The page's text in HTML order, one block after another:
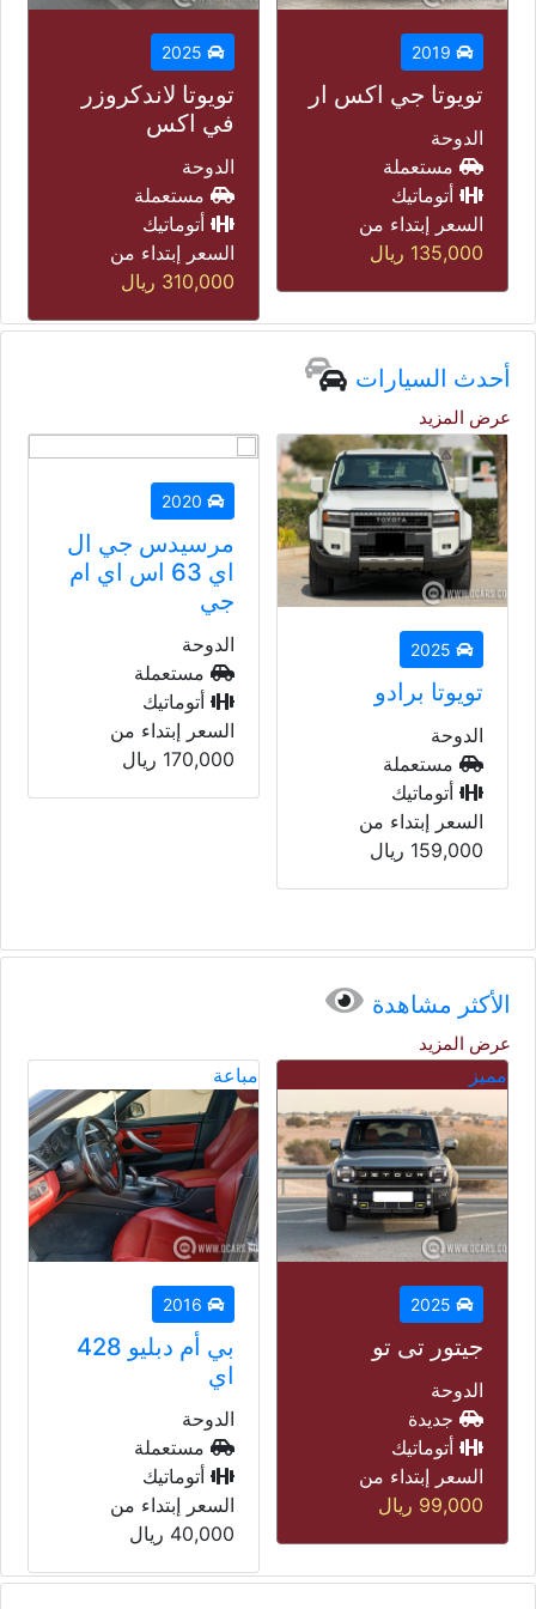
تويوتا لاندكروزر
في اكس
الدوحة
مستعملة
أتوماتيك
السعر إبتداء من
مرسيدس جي ال
آي
الدوحة
مستعملة
أتوماتيك
السعر إبتداء من
165,000 ريال
أحدث السيارات
عرض المزيد
2020
مرسيدس جي ال
اي 63 اس اي ام
جي
الدوحة
مستعملة
أتوماتيك
السعر إبتداء من
170,000 ريال
2023
اي
الدوحة
مستعملة
الأكثر مشاهدة
عرض المزيد
مباعة
اي
الدوحة
مستعملة
أتوماتيك
السعر إبتداء من
مباعة
لاند روفر رنج
روفر فوغ
الدوحة
مستعملة
أتوماتيك
السعر إبتداء من
45,000 ريال